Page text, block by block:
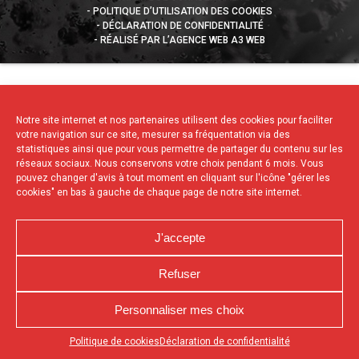
Notre site internet et nos partenaires utilisent des cookies pour faciliter
votre navigation sur ce site, mesurer sa fréquentation via des
statistiques ainsi que pour vous permettre de partager du contenu sur les
réseaux sociaux. Nous conservons votre choix pendant 6 mois. Vous
pouvez changer d'avis à tout moment en cliquant sur l'icône "gérer les
cookies" en bas à gauche de chaque page de notre site internet.
J'accepte
Refuser
Personnaliser mes choix
Politique de cookies Déclaration de confidentialité
Appuyez sur le bouton partager en bas de votre
POLITIQUE D’UTILISATION DES COOKIES
DÉCLARATION DE CONFIDENTIALITÉ
RÉALISÉ PAR L’AGENCE WEB A3 WEB